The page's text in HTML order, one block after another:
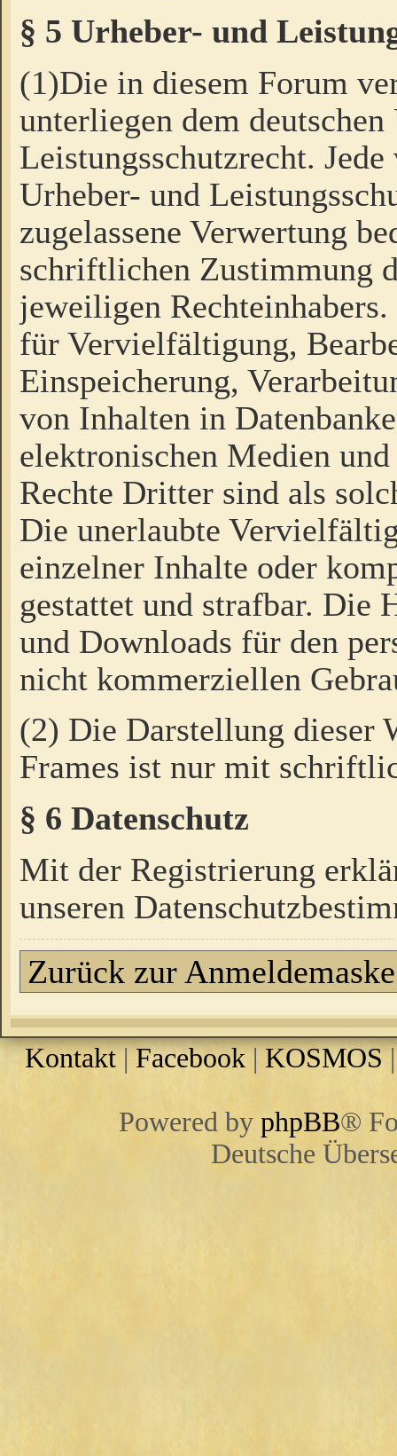
§ 5 Urheber- und
(1)Die in diesem Forum
unterliegen dem
Leistungsschutzrecht.
Urheber- und
zugelassene Verwertung
schriftlichen Zustimmung
jeweiligen
für Vervielfältigung,
Einspeicherung,
von Inhalten in
elektronischen Medien
Rechte Dritter sind als
Die unerlaubte
einzelner Inhalte oder
gestattet und strafbar. Die
und Downloads für den
nicht kommerziellen
(2) Die Darstellung dieser
Frames ist nur mit
§ 6 Datenschutz
Mit der Registrierung
unseren
Zurück zur Anmeldemaske
Kontakt|Facebook|KOSMOS
Powered by phpBB®
Deutsche